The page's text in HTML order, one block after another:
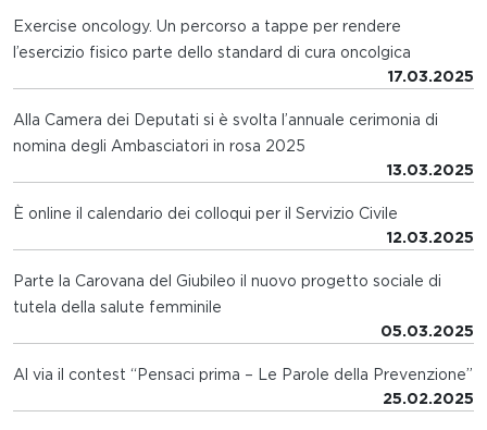
Exercise oncology. Un percorso a tappe per rendere
l’esercizio fisico parte dello standard di cura oncolgica
17.03.2025
Alla Camera dei Deputati si è svolta l’annuale cerimonia di
nomina degli Ambasciatori in rosa 2025
13.03.2025
È online il calendario dei colloqui per il Servizio Civile
12.03.2025
Parte la Carovana del Giubileo il nuovo progetto sociale di
tutela della salute femminile
05.03.2025
Al via il contest “Pensaci prima – Le Parole della Prevenzione”
25.02.2025